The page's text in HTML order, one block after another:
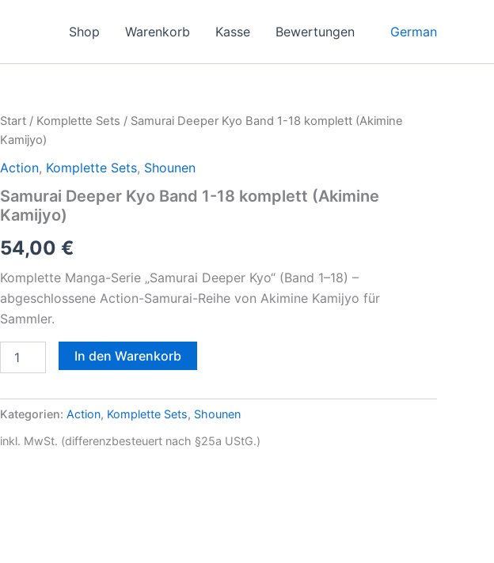
Shop Warenkorb Kasse Bewertungen German
Start / Komplette Sets / Samurai Deeper Kyo Band 1-18 komplett (Akimine
Kamijyo)
Action, Komplette Sets, Shounen
Samurai Deeper Kyo Band 1-18 komplett (Akimine
Kamijyo)
54,00 €
Komplette Manga-Serie „Samurai Deeper Kyo“ (Band 1–18) –
abgeschlossene Action-Samurai-Reihe von Akimine Kamijyo für
Sammler.
Samurai
Deeper
Band
18
komplett
Kamijyo)
Menge
In den Warenkorb
Kategorien: Action, Komplette Sets, Shounen
inkl. MwSt. (differenzbesteuert nach §25a UStG.)